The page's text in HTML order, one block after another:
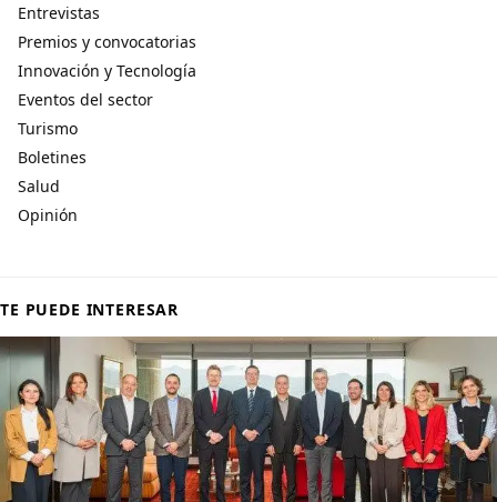
Entrevistas
Premios y convocatorias
Innovación y Tecnología
Eventos del sector
Turismo
Boletines
Salud
Opinión
TE PUEDE INTERESAR